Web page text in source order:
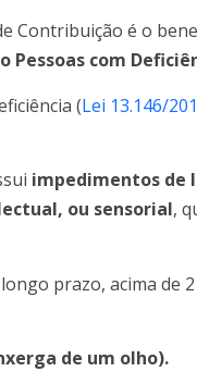
Contribuição é o
Pessoas com
(Lei 13.146/
impedimentos de
ou sensorial,
prazo, acima de
de um olho).